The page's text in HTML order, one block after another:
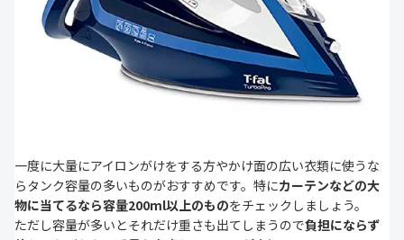
一度に大量にアイロンがけをする方やかけ面の広い衣類に使うな
らタンク容量の多いものがおすすめです。特にカーテンなどの大
物に当てるなら容量200ml以上のものをチェックしましょう。
ただし容量が多いとそれだけ重さも出てしまうので負担にならず